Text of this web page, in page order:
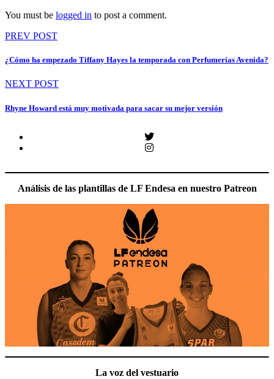
You must be logged in to post a comment.
Navegación
de
PREV POST
¿Cómo ha empezado Tiffany Hayes la temporada con Perfumerías Avenida?
NEXT POST
Rhyne Howard está muy motivada para sacar su mejor versión
Twitter
Instagram
Análisis de las plantillas de LF Endesa en nuestro Patreon
La voz del vestuario